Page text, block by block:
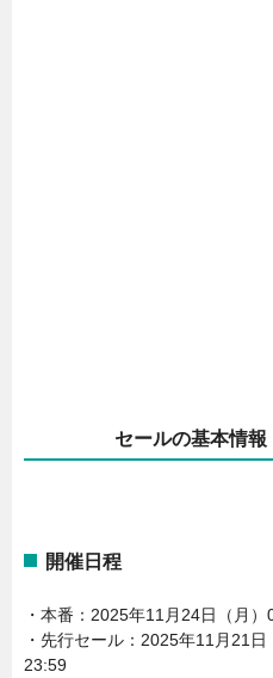
セールの基本情報
開催日程
・本番：2025年11月24日（月
・先行セール：2025年11月21
23:59